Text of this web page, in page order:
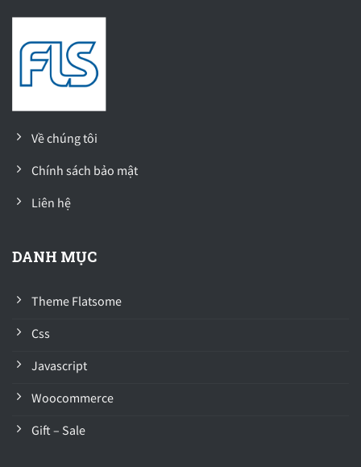
Về chúng tôi
Chính sách bảo mật
Liên hệ
DANH MỤC
Theme Flatsome
Css
Javascript
Woocommerce
Gift – Sale